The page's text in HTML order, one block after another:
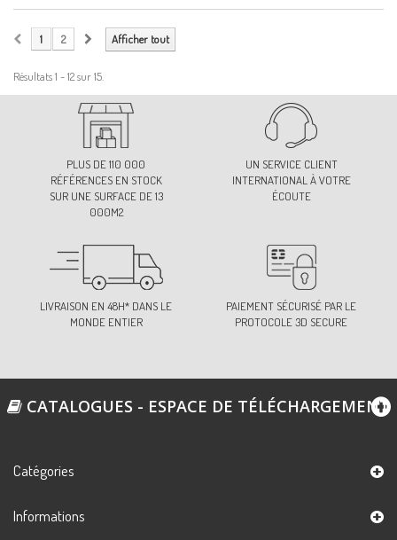
Afficher tout
1 2
Résultats 1 - 12 sur 15.
PLUS DE 110 000
RÉFÉRENCES EN STOCK
SUR UNE SURFACE DE 13
000M2
UN SERVICE CLIENT
INTERNATIONAL À VOTRE
ÉCOUTE
LIVRAISON EN 48H* DANS LE
MONDE ENTIER
PAIEMENT SÉCURISÉ PAR LE
PROTOCOLE 3D SECURE
CATALOGUES - ESPACE DE TÉLÉCHARGEMENT
Catégories
Informations